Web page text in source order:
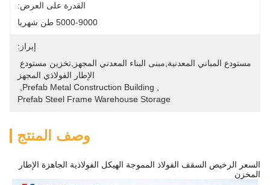
القدرة على العرض:
5000-9000 طن شهريا
إبراز:
الإطار الفولاذي المجهز
Prefab Metal Construction Building
Prefab Steel Frame Warehouse Storage
وصف المنتج
السعر الرخيص السقف الفولاذ المموجة الهيكل الفولاذية الجاهزة الإطار
المخزن